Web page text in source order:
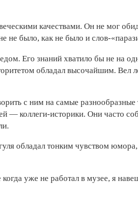
качествами. Он не мог
не было, как не было и слов-
Его знаний хватило бы не на
обладал высочайшим. Вел
с ним на самые
— коллеги-историки. Они часто
обладал тонким чувством
уже не работал в музее, я